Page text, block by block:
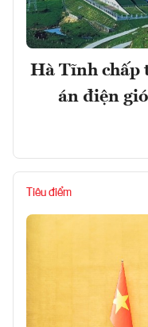
Hà Tĩnh chấp
án điện
Tiêu điểm